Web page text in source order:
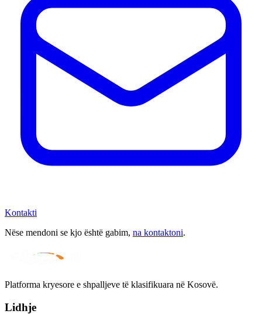
Kontakti
Nëse mendoni se kjo është gabim, na kontaktoni.
Platforma kryesore e shpalljeve të klasifikuara në Kosovë.
Lidhje